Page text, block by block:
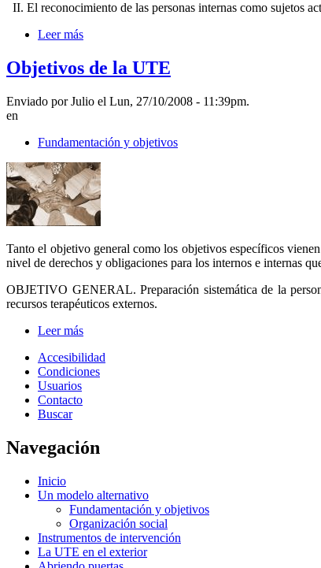
II. El reconocimiento de las personas internas como sujetos
Leer más
Objetivos de la UTE
Enviado por Julio el Lun, 27/10/2008 - 11:39pm.
en
Fundamentación y objetivos
Tanto el objetivo general como los objetivos específicos
nivel de derechos y obligaciones para los internos e internas
OBJETIVO GENERAL. Preparación sistemática de la
recursos terapéuticos externos.
Leer más
Accesibilidad
Condiciones
Usuarios
Contacto
Buscar
Navegación
Inicio
Un modelo alternativo
Fundamentación y objetivos
Organización social
Instrumentos de intervención
La UTE en el exterior